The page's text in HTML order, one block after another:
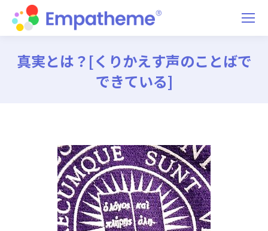
真実とは？[くりかえす声のことばで
できている]